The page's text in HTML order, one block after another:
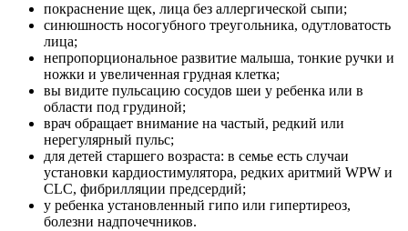
покраснение щек, лица без аллергической сыпи;
синюшность носогубного треугольника, одутловатость
лица;
непропорциональное развитие малыша, тонкие ручки и
ножки и увеличенная грудная клетка;
вы видите пульсацию сосудов шеи у ребенка или в
области под грудиной;
врач обращает внимание на частый, редкий или
нерегулярный пульс;
для детей старшего возраста: в семье есть случаи
установки кардиостимулятора, редких аритмий WPW и
CLC, фибрилляции предсердий;
у ребенка установленный гипо или гипертиреоз,
болезни надпочечников.